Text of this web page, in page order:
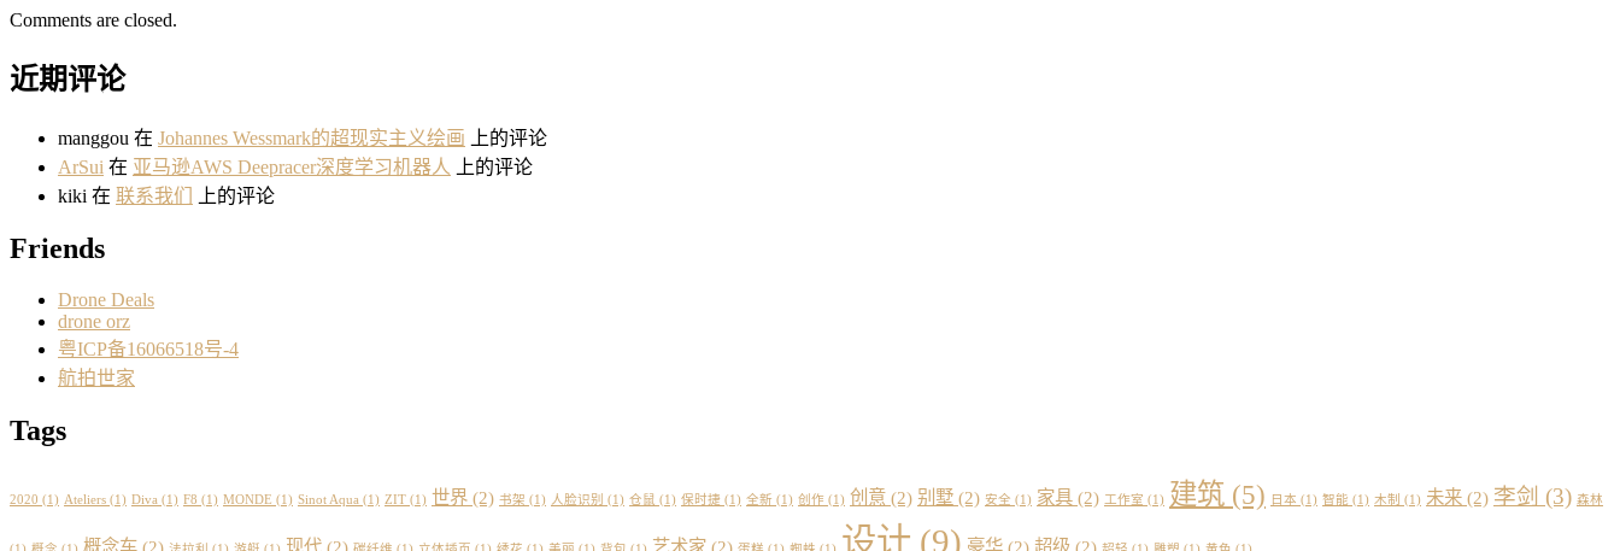
Comments are closed.
近期评论
manggou 在 Johannes Wessmark的超现实主义绘画 上的评论
ArSui 在 亚马逊AWS Deepracer深度学习机器人
上的评论
kiki 在 联系我们 上的评论
Friends
Drone Deals
drone orz
粤ICP备16066518号-4
航拍世家
Tags
2020 (1) Ateliers (1) Diva (1) F8 (1) MONDE (1) Sinot Aqua (1) ZIT (1) 世界 (2) 书架 (1) 人脸识别 (1) 仓鼠 (1) 保时捷 (1) 全新 (1) 创作 (1) 创意 (2) 别墅 (2) 安全 (1) 家具 (2) 工作室 (1) 建筑 (5) 日本 (1) 智能 (1) 木制 (1) 未来 (2) 李剑 (3) 森林
概念车 (2) 现代 (2) 艺术家 (2) 设计 (9) 豪华 (2) 超级 (2)